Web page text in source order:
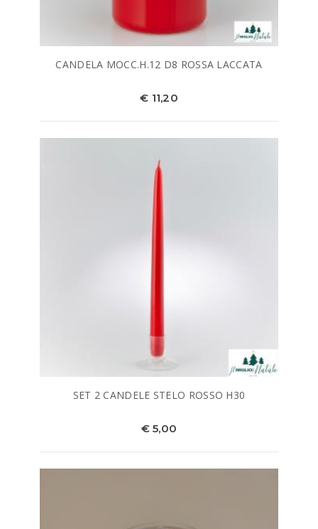
CANDELA MOCC.H.12 D8 ROSSA LACCATA
€ 11,20
SET 2 CANDELE STELO ROSSO H30
€ 5,00